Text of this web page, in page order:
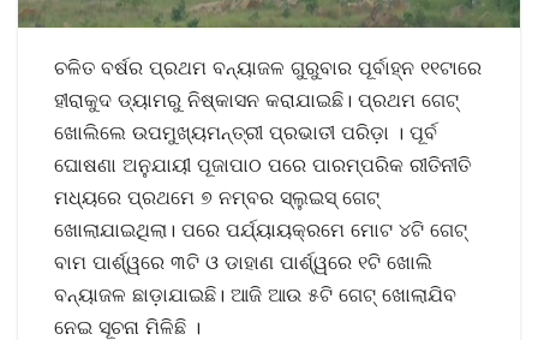
ଚଳିତ ବର୍ଷର ପ୍ରଥମ ବନ୍ୟାଜଳ ଗୁରୁବାର ପୂର୍ବାହ୍ନ ୧୧ଟାରେ
ହୀରାକୁଦ ଡ୍ୟାମରୁ ନିଷ୍କାସନ କରାଯାଇଛି। ପ୍ରଥମ ଗେଟ୍‌
ଖୋଲିଲେ ଉପମୁଖ୍ୟମନ୍ତ୍ରୀ ପ୍ରଭାତୀ ପରିଡ଼ା । ପୂର୍ବ
ଘୋଷଣା ଅନୁଯାୟୀ ପୂଜାପାଠ ପରେ ପାରମ୍ପରିକ ରୀତିନୀତି
ମଧ୍ୟରେ ପ୍ରଥମେ ୭ ନମ୍ବର ସ୍ଲୁଇସ୍ ଗେଟ୍
ଖୋଲାଯାଇଥିଲା। ପରେ ପର୍ଯ୍ୟାୟକ୍ରମେ ମୋଟ ୪ଟି ଗେଟ୍
ବାମ ପାର୍ଶ୍ୱରେ ୩ଟି ଓ ଡାହାଣ ପାର୍ଶ୍ୱରେ ୧ଟି ଖୋଲି
ବନ୍ୟାଜଳ ଛାଡ଼ାଯାଇଛି। ଆଜି ଆଉ ୫ଟି ଗେଟ୍‌ ଖୋଲାଯିବ
ନେଇ ସୂଚନା ମିଳିଛି ।